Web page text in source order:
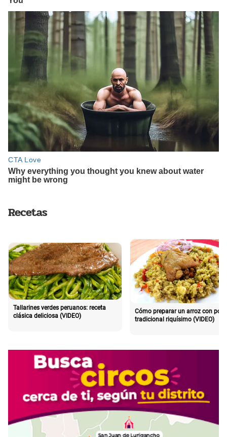
Recetas
Tallarines verdes peruanos: receta
clásica deliciosa (VIDEO)
Cómo preparar un arroz con pollo
tradicional riquísimo (VIDEO)